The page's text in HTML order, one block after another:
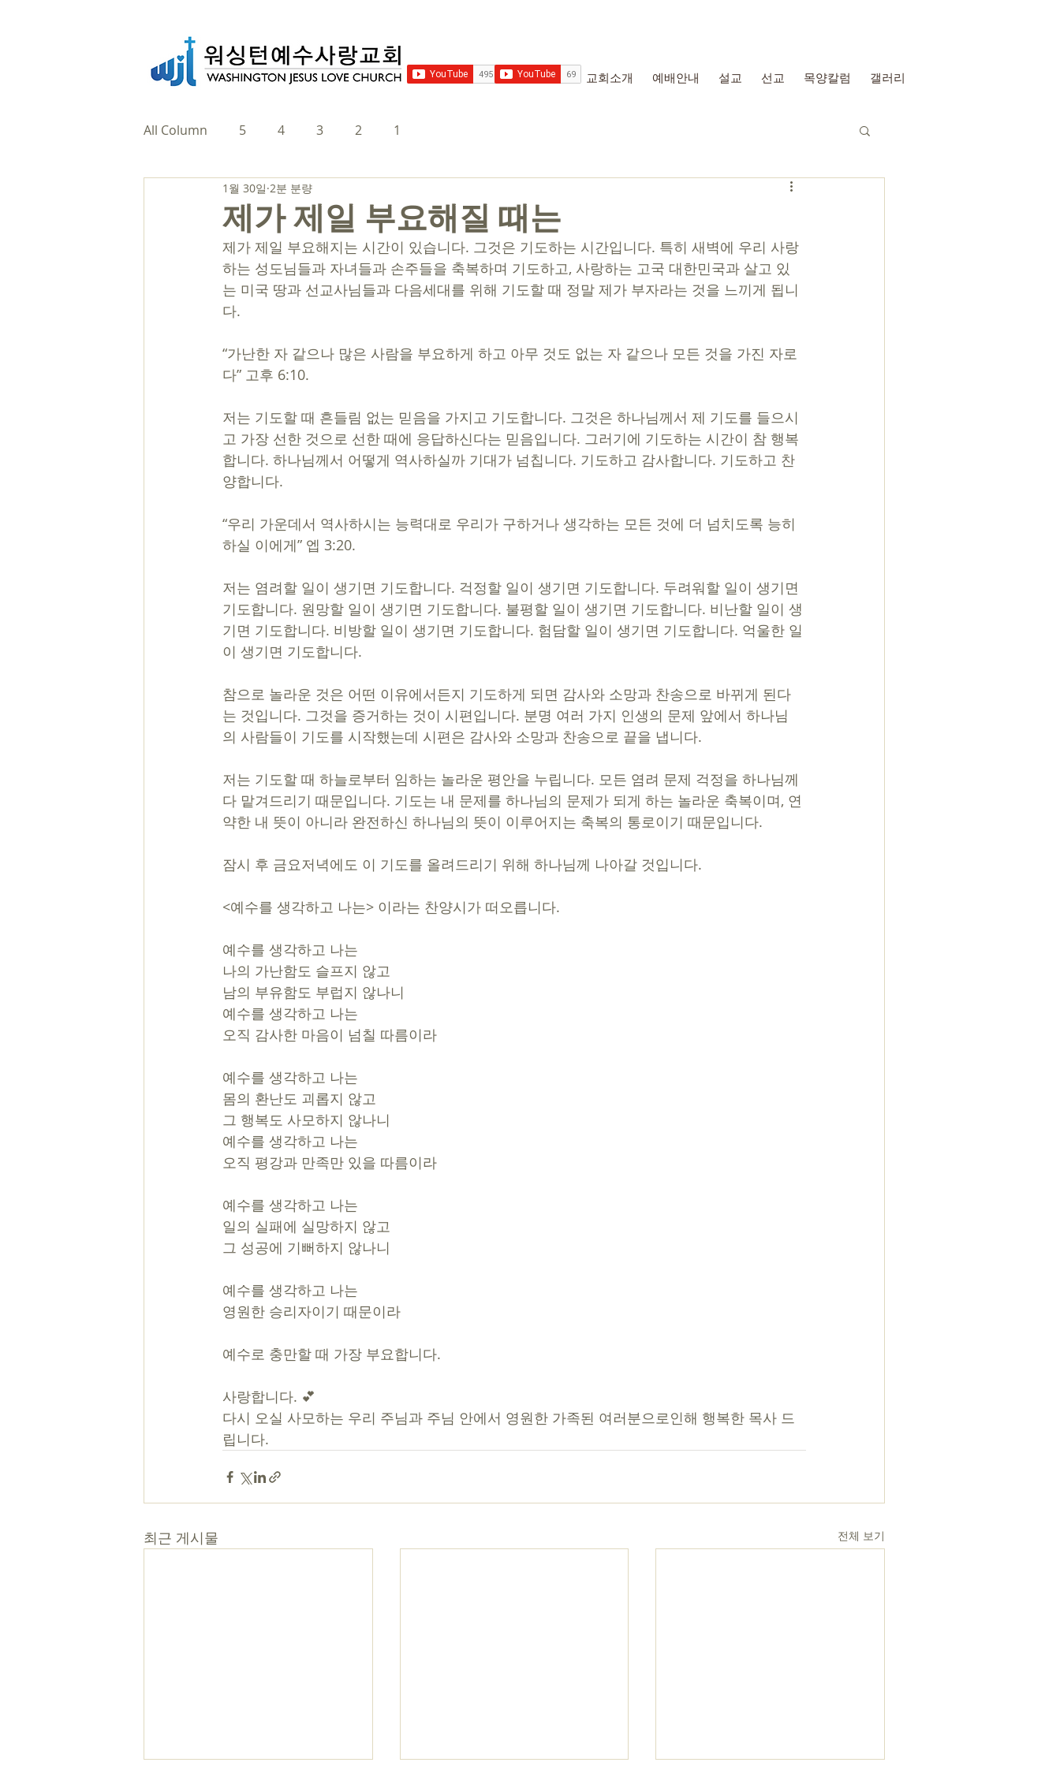
교회소개 예배안내 설교 선교 목양칼럼 갤러리
All Column 5 4 3 2 1
제가 제일 부요해질 때는
1월 30일 2분 분량
제가 제일 부요해지는 시간이 있습니다. 그것은 기도하는 시간입니다. 특히 새벽에 우리 사랑
하는 성도님들과 자녀들과 손주들을 축복하며 기도하고, 사랑하는 고국 대한민국과 살고 있
는 미국 땅과 선교사님들과 다음세대를 위해 기도할 때 정말 제가 부자라는 것을 느끼게 됩니
다.
“가난한 자 같으나 많은 사람을 부요하게 하고 아무 것도 없는 자 같으나 모든 것을 가진 자로
다” 고후 6:10.
저는 기도할 때 흔들림 없는 믿음을 가지고 기도합니다. 그것은 하나님께서 제 기도를 들으시
고 가장 선한 것으로 선한 때에 응답하신다는 믿음입니다. 그러기에 기도하는 시간이 참 행복
합니다. 하나님께서 어떻게 역사하실까 기대가 넘칩니다. 기도하고 감사합니다. 기도하고 찬
양합니다.
“우리 가운데서 역사하시는 능력대로 우리가 구하거나 생각하는 모든 것에 더 넘치도록 능히
하실 이에게” 엡 3:20.
저는 염려할 일이 생기면 기도합니다. 걱정할 일이 생기면 기도합니다. 두려워할 일이 생기면
기도합니다. 원망할 일이 생기면 기도합니다. 불평할 일이 생기면 기도합니다. 비난할 일이 생
기면 기도합니다. 비방할 일이 생기면 기도합니다. 험담할 일이 생기면 기도합니다. 억울한 일
이 생기면 기도합니다.
참으로 놀라운 것은 어떤 이유에서든지 기도하게 되면 감사와 소망과 찬송으로 바뀌게 된다
는 것입니다. 그것을 증거하는 것이 시편입니다. 분명 여러 가지 인생의 문제 앞에서 하나님
의 사람들이 기도를 시작했는데 시편은 감사와 소망과 찬송으로 끝을 냅니다.
저는 기도할 때 하늘로부터 임하는 놀라운 평안을 누립니다. 모든 염려 문제 걱정을 하나님께
다 맡겨드리기 때문입니다. 기도는 내 문제를 하나님의 문제가 되게 하는 놀라운 축복이며, 연
약한 내 뜻이 아니라 완전하신 하나님의 뜻이 이루어지는 축복의 통로이기 때문입니다.
잠시 후 금요저녁에도 이 기도를 올려드리기 위해 하나님께 나아갈 것입니다.
<예수를 생각하고 나는> 이라는 찬양시가 떠오릅니다.
예수를 생각하고 나는
나의 가난함도 슬프지 않고
남의 부유함도 부럽지 않나니
예수를 생각하고 나는
오직 감사한 마음이 넘칠 따름이라
예수를 생각하고 나는
몸의 환난도 괴롭지 않고
그 행복도 사모하지 않나니
예수를 생각하고 나는
오직 평강과 만족만 있을 따름이라
예수를 생각하고 나는
일의 실패에 실망하지 않고
그 성공에 기뻐하지 않나니
예수를 생각하고 나는
영원한 승리자이기 때문이라
예수로 충만할 때 가장 부요합니다.
사랑합니다. 💕
다시 오실 사모하는 우리 주님과 주님 안에서 영원한 가족된 여러분으로인해 행복한 목사 드
립니다.
최근 게시물 전체 보기